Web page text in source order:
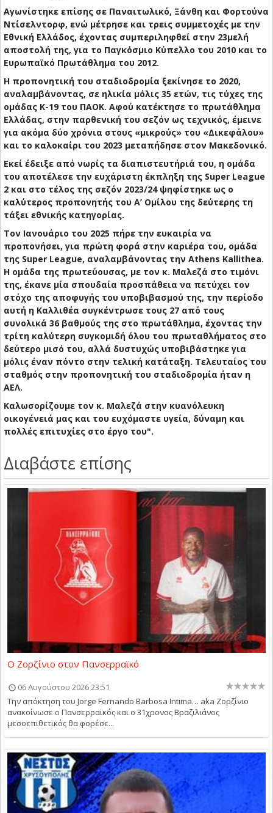
Αγωνίστηκε επίσης σε Παναιτωλικό, Ξάνθη και Φορτούνα
Ντίσελντορφ, ενώ μέτρησε και τρεις συμμετοχές με την
Εθνική Ελλάδος, έχοντας συμπεριληφθεί στην 23μελή
αποστολή της, για το Παγκόσμιο Κύπελλο του 2010 και το
Ευρωπαϊκό Πρωτάθλημα του 2012.
Η προπονητική του σταδιοδρομία ξεκίνησε το 2020,
αναλαμβάνοντας, σε ηλικία μόλις 35 ετών, τις τύχες της
ομάδας Κ-19 του ΠΑΟΚ. Αφού κατέκτησε το πρωτάθλημα
Ελλάδας, στην παρθενική του σεζόν ως τεχνικός, έμεινε
για ακόμα δύο χρόνια στους «μικρούς» του «Δικεφάλου»
και το καλοκαίρι του 2023 μεταπήδησε στον Μακεδονικό.
Εκεί έδειξε από νωρίς τα διαπιστευτήριά του, η ομάδα
του αποτέλεσε την ευχάριστη έκπληξη της Super League
2 και στο τέλος της σεζόν 2023/24 ψηφίστηκε ως ο
καλύτερος προπονητής του Α’ Ομίλου της δεύτερης τη
τάξει εθνικής κατηγορίας.
Τον Ιανουάριο του 2025 πήρε την ευκαιρία να
προπονήσει, για πρώτη φορά στην καριέρα του, ομάδα
της Super League, αναλαμβάνοντας την Athens Kallithea.
Η ομάδα της πρωτεύουσας, με τον κ. Μαλεζά στο τιμόνι
της, έκανε μία σπουδαία προσπάθεια να πετύχει τον
στόχο της αποφυγής του υποβιβασμού της, την περίοδο
αυτή η Καλλιθέα συγκέντρωσε τους 27 από τους
συνολικά 36 βαθμούς της στο πρωτάθλημα, έχοντας την
τρίτη καλύτερη συγκομιδή όλου του πρωταθλήματος στο
δεύτερο μισό του, αλλά δυστυχώς υποβιβάστηκε για
μόλις έναν πόντο στην τελική κατάταξη. Τελευταίος του
σταθμός στην προπονητική του σταδιοδρομία ήταν η
ΑΕΛ.
Καλωσορίζουμε τον κ. Μαλεζά στην κυανόλευκη
οικογένειά μας και του ευχόμαστε υγεία, δύναμη και
πολλές επιτυχίες στο έργο του".
Διαβάστε επίσης
Ο Ζορζίνιο στον Πανσερραϊκό
06 Αυγούστου 2026 23:51
Την απόκτηση του Jorge Fernando Barbosa Intima… aka Ζορζίνιο
ανακοίνωσε ο Πανσερραϊκός και ο 31χρονος Βραζιλιάνος
μεσοεπιθετικός θα φορέσε...